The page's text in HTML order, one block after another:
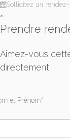
Sollicitez un
×
Prendre
Aimez-vous
directement.
et Prénom*